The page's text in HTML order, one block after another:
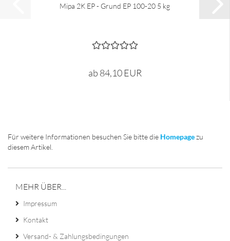
Mipa 2K EP - Grund EP 100-20 5 kg
ab 84,10 EUR
Für weitere Informationen besuchen Sie bitte die Homepagezu
diesem Artikel.
MEHR ÜBER...
Impressum
Kontakt
Versand- & Zahlungsbedingungen